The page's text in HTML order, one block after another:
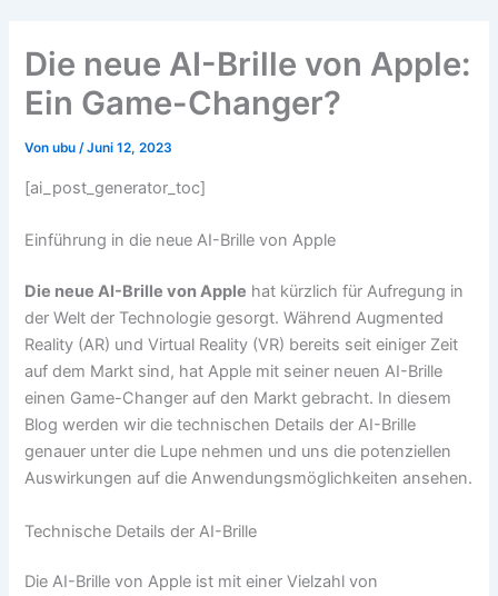
Die neue AI-Brille von Apple:
Ein Game-Changer?
Vonubu/Juni 12, 2023
[ai_post_generator_toc]
Einführung in die neue AI-Brille von Apple
Die neue AI-Brille von Apple hat kürzlich für Aufregung in
der Welt der Technologie gesorgt. Während Augmented
Reality (AR) und Virtual Reality (VR) bereits seit einiger Zeit
auf dem Markt sind, hat Apple mit seiner neuen AI-Brille
einen Game-Changer auf den Markt gebracht. In diesem
Blog werden wir die technischen Details der AI-Brille
genauer unter die Lupe nehmen und uns die potenziellen
Auswirkungen auf die Anwendungsmöglichkeiten ansehen.
Technische Details der AI-Brille
Die AI-Brille von Apple ist mit einer Vielzahl von